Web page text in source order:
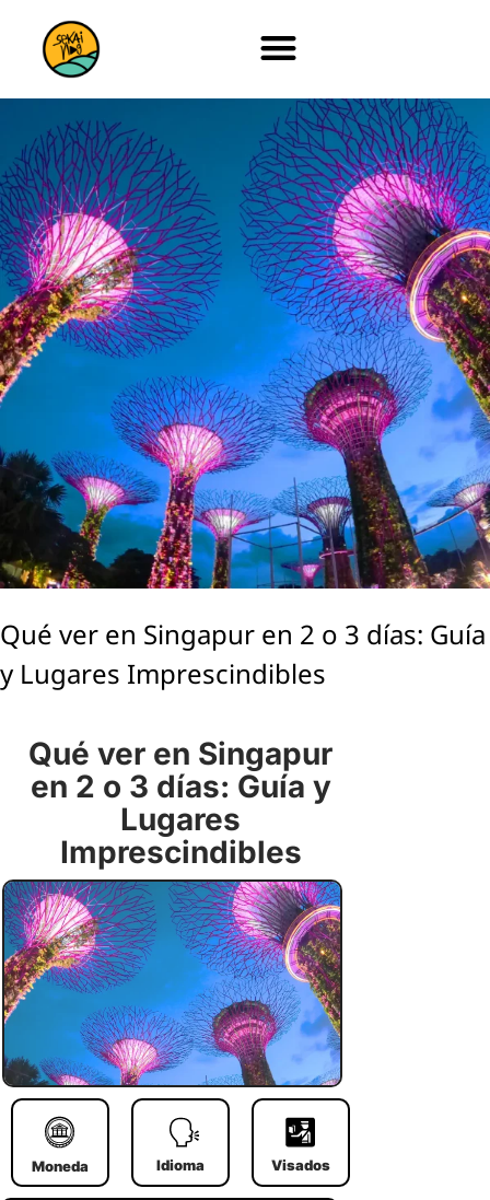
Qué ver en Singapur en 2 o 3 días: Guía
y Lugares Imprescindibles
Qué ver en Singapur
en 2 o 3 días: Guía y
Lugares
Imprescindibles
Moneda Idioma Visados